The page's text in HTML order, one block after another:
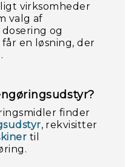
virksomheder
valg af
og
en løsning, der
finder
, rekvisitter
til